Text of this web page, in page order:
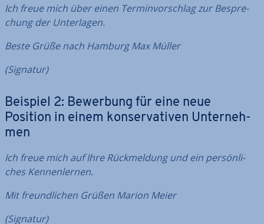
Ich freue mich über einen Ter­min­vor­schlag zur Be­spre­
chung der Un­ter­la­gen.
Beste Grüße nach Hamburg Max Müller
(Signatur)
Beispiel 2: Bewerbung für eine neue
Position in einem kon­ser­va­ti­ven Un­ter­neh­
men
Ich freue mich auf Ihre Rück­mel­dung und ein per­sön­li­
ches Ken­nen­ler­nen.
Mit freund­li­chen Grüßen Marion Meier
(Signatur)